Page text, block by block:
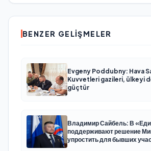
BENZER GELIŞMELER
Evgeny Poddubny: Hava
Kuvvetleri gazileri, ülkeyi
güçtür
Владимир Сайбель: В
поддерживают решение
упростить для бывших